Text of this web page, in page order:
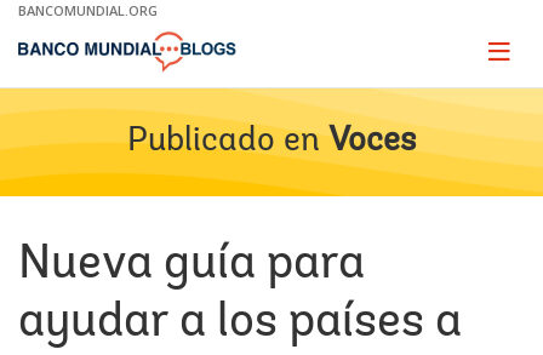
Skip
Main
BANCOMUNDIAL.ORG
Page
Publicado en Voces
Nueva guía para
ayudar a los países a